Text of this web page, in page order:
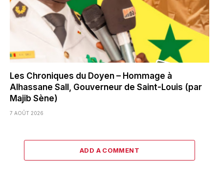
Les Chroniques du Doyen – Hommage à
Alhassane Sall, Gouverneur de Saint-Louis (par
Majib Sène)
7 AOÛT 2026
ADD A COMMENT